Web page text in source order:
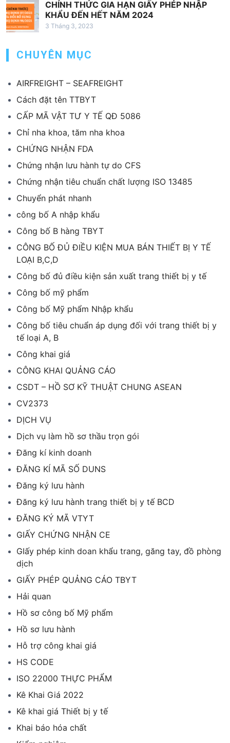
CHÍNH THỨC GIA HẠN GIẤY PHÉP NHẬP
KHẨU ĐẾN HẾT NĂM 2024
3 Tháng 3, 2023
CHUYÊN MỤC
AIRFREIGHT – SEAFREIGHT
Cách đặt tên TTBYT
CẤP MÃ VẬT TƯ Y TẾ QĐ 5086
Chỉ nha khoa, tăm nha khoa
CHỨNG NHẬN FDA
Chứng nhận lưu hành tự do CFS
Chứng nhận tiêu chuẩn chất lượng ISO 13485
Chuyển phát nhanh
công bố A nhập khẩu
Công bố B hàng TBYT
CÔNG BỐ ĐỦ ĐIỀU KIỆN MUA BÁN THIẾT BỊ Y TẾ
LOẠI B,C,D
Công bố đủ điều kiện sản xuất trang thiết bị y tế
Công bố mỹ phẩm
Công bố Mỹ phẩm Nhập khẩu
Công bố tiêu chuẩn áp dụng đối với trang thiết bị y
tế loại A, B
Công khai giá
CÔNG KHAI QUẢNG CÁO
CSDT – HỒ SƠ KỸ THUẬT CHUNG ASEAN
CV2373
DỊCH VỤ
Dịch vụ làm hồ sơ thầu trọn gói
Đăng kí kinh doanh
ĐĂNG KÍ MÃ SỐ DUNS
Đăng ký lưu hành
Đăng ký lưu hành trang thiết bị y tế BCD
ĐĂNG KÝ MÃ VTYT
GIẤY CHỨNG NHẬN CE
GIấy phép kinh doan khẩu trang, găng tay, đồ phòng
dịch
GIẤY PHÉP QUẢNG CÁO TBYT
Hải quan
Hồ sơ công bố Mỹ phẩm
Hồ sơ lưu hành
Hỗ trợ công khai giá
HS CODE
ISO 22000 THỰC PHẨM
Kê Khai Giá 2022
Kê khai giá Thiết bị y tế
Khai báo hóa chất